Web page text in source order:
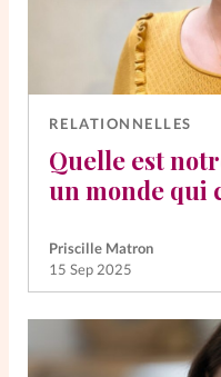
RELATIONNELLES
Quelle est
un monde qui
Priscille Matron
15 Sep 2025